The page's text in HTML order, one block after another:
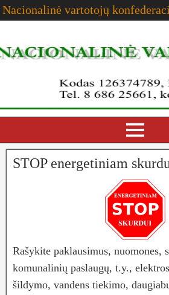
Nacionalinė vartotojų
STOP energetiniam
Rašykite paklausimus, nuomones,
komunalinių paslaugų, t.y.,
šildymo, vandens tiekimo,